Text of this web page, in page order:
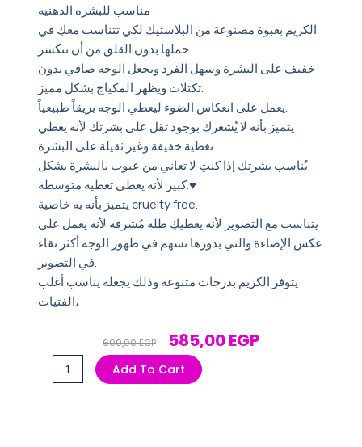
مناسب للبشره الدهنيه
الكريم بعبوة مصنوعة من البلاستيك لكي تتناسب معكِ في
حملها بدون القلق من أن تنكسر
خفيف على البشرة وسهل الفرد ويجعل الوجه صافي بدون
تكتلات ويظهر المكياج بشكل مميز.
يعمل على انعكاس الضوء ليعطي الوجه بريقاً طبيعياً.
يتميز بأنه لا يُشعرك بوجود ثقل على بشرتك لأنه يعطي
تغطية خفيفة وغير ثقيلة على البشرة.
يُناسب بشرتك إذا كنتِ لا تعاني من عيوب بالبشرة بشكل
كبير لأنه يعطي تغطية متوسطة.♥️
يتميز بأنه به خاصية cruelty free.
يتناسب مع التصوير لأنه يعطيكِ طله مُشرقه لأنه يعمل على
عكس الإضاءة والتي بدورها تسهم في ظهور الوجه أكثر نقاء
في التصوير.
يتوفر الكريم بدرجات متنوعه وذلك يجعله يناسب أغلب
الفتيات،
600,00EGP Original
Price
Was:
585,00EGPCurrent
Add To Cart